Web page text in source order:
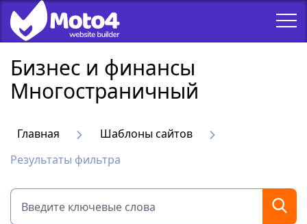
Бизнес и финансы
Многостраничный
Главная
Шаблоны сайтов
Результаты фильтра